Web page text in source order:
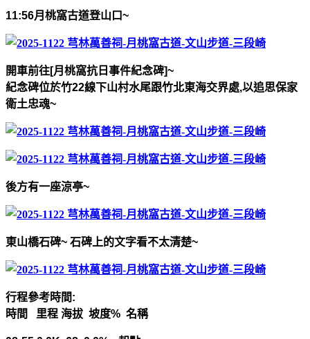
11:56月桃窩古道登山口~
開車前往[月桃窩抗日事件紀念碑]~
紀念碑位於竹22線下山村水尾跟竹北東海交界處,以追思保家
衛土忠魂~
後方有一座涼亭~
東山橋石碑~ 石碑上的文字看不太清楚~
行程參考時間:
時間
里程 海拔 坡度% 名稱